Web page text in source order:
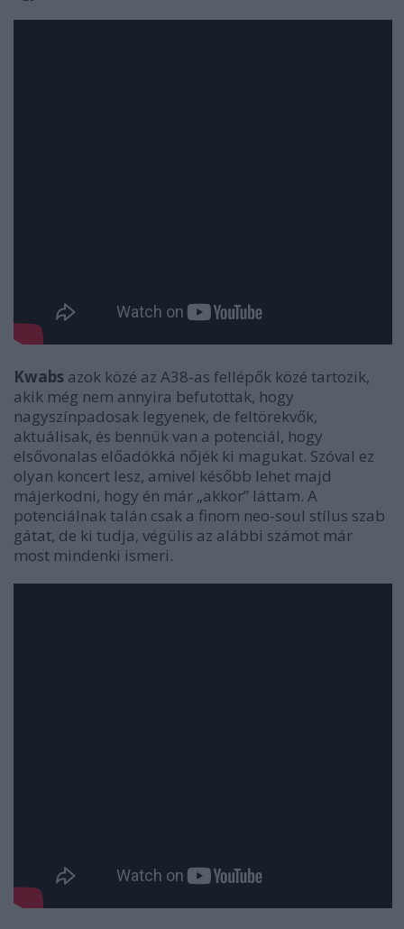
Kwabs azok közé az A38-as fellépők közé tartozik,
akik még nem annyira befutottak, hogy
nagyszínpadosak legyenek, de feltörekvők,
aktuálisak, és bennük van a potenciál, hogy
elsővonalas előadókká nőjék ki magukat. Szóval ez
olyan koncert lesz, amivel később lehet majd
májerkodni, hogy én már „akkor” láttam. A
potenciálnak talán csak a finom neo-soul stílus szab
gátat, de ki tudja, végülis az alábbi számot már
most mindenki ismeri.